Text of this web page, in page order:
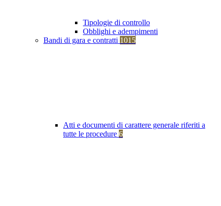
Tipologie di controllo
Obblighi e adempimenti
Bandi di gara e contratti 1015
Atti e documenti di carattere generale riferiti a
tutte le procedure 6